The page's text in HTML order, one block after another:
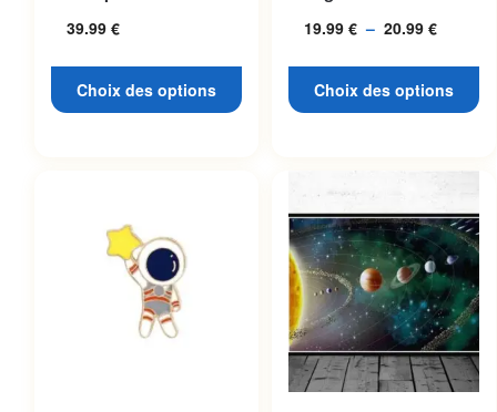
39.99 €
Choix des options
peuvent être choisies sur la
page du produit
19.99 € – 20.99 €
19.99 €
Choix des options
peuvent être choisies sur la
page du produit